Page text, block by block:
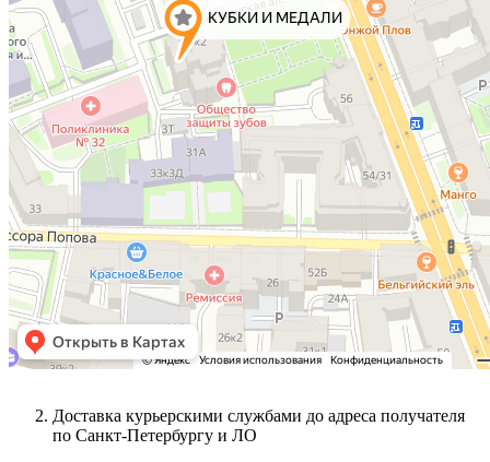
Доставка курьерскими службами до адреса получателя
по Санкт-Петербургу и ЛО